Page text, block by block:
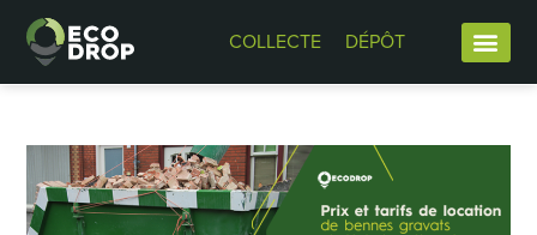
COLLECTE DÉPÔT